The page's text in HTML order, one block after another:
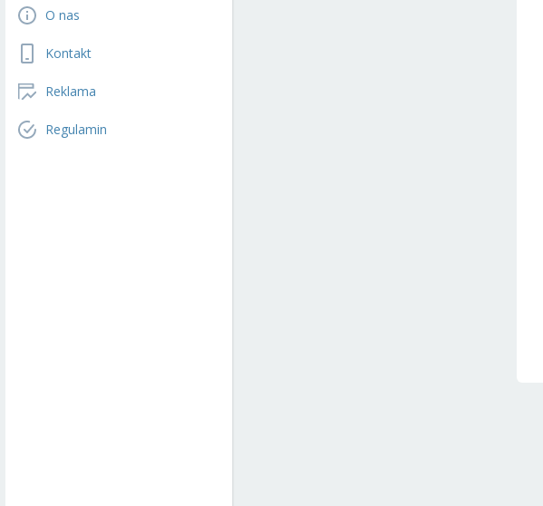
O nas
Kontakt
Reklama
Regulamin